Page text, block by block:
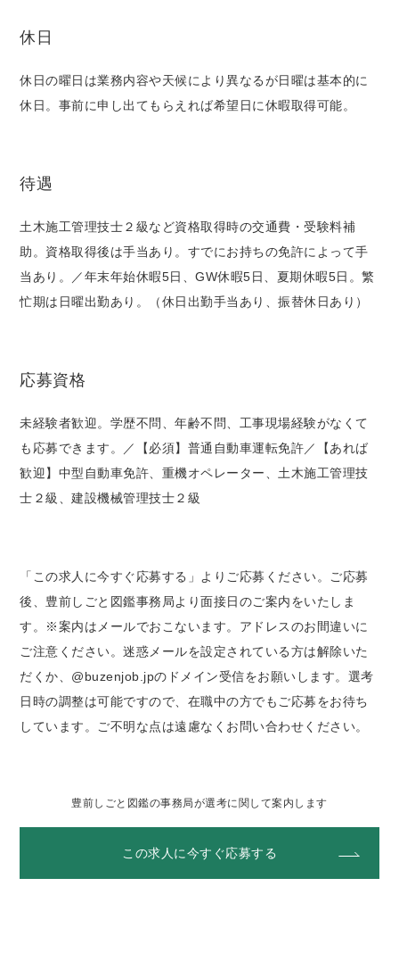
休日
休日の曜日は業務内容や天候により異なるが日曜は基本的に
休日。事前に申し出てもらえれば希望日に休暇取得可能。
待遇
土木施工管理技士２級など資格取得時の交通費・受験料補
助。資格取得後は手当あり。すでにお持ちの免許によって手
当あり。／年末年始休暇5日、GW休暇5日、夏期休暇5日。繁
忙期は日曜出勤あり。（休日出勤手当あり、振替休日あり）
応募資格
未経験者歓迎。学歴不問、年齢不問、工事現場経験がなくて
も応募できます。／【必須】普通自動車運転免許／【あれば
歓迎】中型自動車免許、重機オペレーター、土木施工管理技
士２級、建設機械管理技士２級
「この求人に今すぐ応募する」よりご応募ください。ご応募
後、豊前しごと図鑑事務局より面接日のご案内をいたしま
す。※案内はメールでおこないます。アドレスのお間違いに
ご注意ください。迷惑メールを設定されている方は解除いた
だくか、@buzenjob.jpのドメイン受信をお願いします。選考
日時の調整は可能ですので、在職中の方でもご応募をお待ち
しています。ご不明な点は遠慮なくお問い合わせください。
豊前しごと図鑑の事務局が選考に関して案内します
この求人に今すぐ応募する